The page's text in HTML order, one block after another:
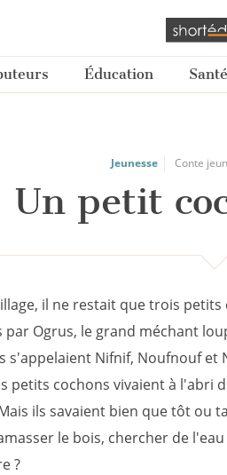
Éducation
Jeunesse Conte
Un petit
il ne restait que trois
par Ogrus, le grand méchant
s'appelaient Nifnif, Noufnouf et
petits cochons vivaient à l'abri
ils savaient bien que tôt ou
le bois, chercher de
?